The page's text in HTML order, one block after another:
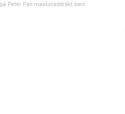
Peter Pan maskeraddräkt barn